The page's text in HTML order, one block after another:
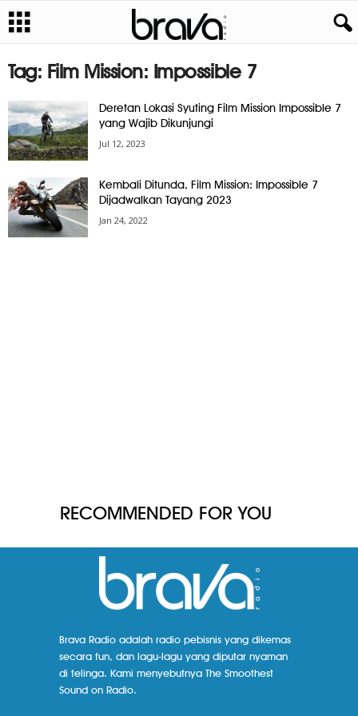
Tag: Film Mission: Impossible 7
Deretan Lokasi Syuting Film Mission Impossible 7
yang Wajib Dikunjungi
Jul 12, 2023
Kembali Ditunda, Film Mission: Impossible 7
Dijadwalkan Tayang 2023
Jan 24, 2022
RECOMMENDED FOR YOU
Brava Radio adalah radio pebisnis yang dikemas
secara fun, dan lagu-lagu yang diputar nyaman
di telinga. Kami menyebutnya The Smoothest
Sound on Radio.